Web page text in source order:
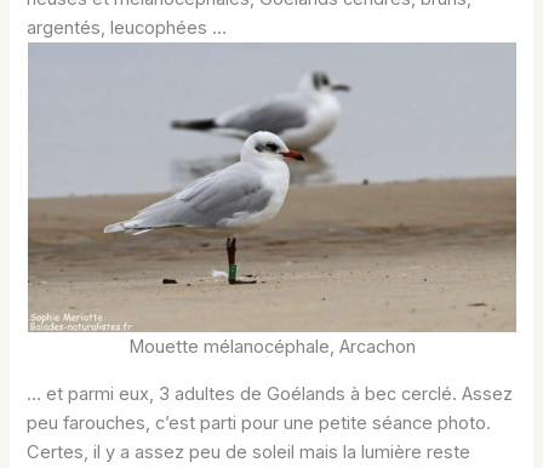
argentés, leucophées …
Mouette mélanocéphale, Arcachon
… et parmi eux, 3 adultes de Goélands à bec cerclé. Assez
peu farouches, c’est parti pour une petite séance photo.
Certes, il y a assez peu de soleil mais la lumière reste